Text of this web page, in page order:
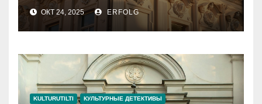
ОКТ 24, 2025 ERFOLG
KULTURUTILTI КУЛЬТУРНЫЕ ДЕТЕКТИВЫ